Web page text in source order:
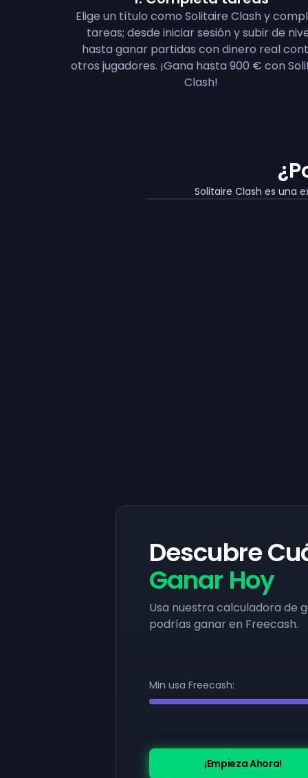
Elige un título como Solitaire Clash y
tareas; desde iniciar sesión y subir de
hasta ganar partidas con dinero real
otros jugadores. ¡Gana hasta 900 € con
Clash!
Solitaire Clash es una
Descubre
Ganar Hoy
Usa nuestra calculadora de
podrías ganar en Freecash.
Min usa Freecash:
¡Empieza Ahora!